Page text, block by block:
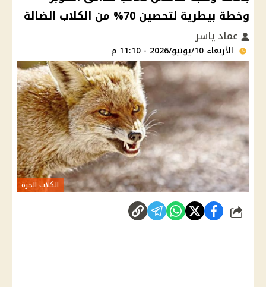
وخطة بيطرية لتحصين 70% من الكلاب الضالة
عماد ياسر
الأربعاء 10/يونيو/2026 - 11:10 م
الكلاب الحرة
شارك